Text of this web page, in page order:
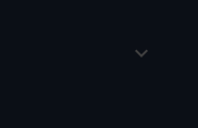
expand_more